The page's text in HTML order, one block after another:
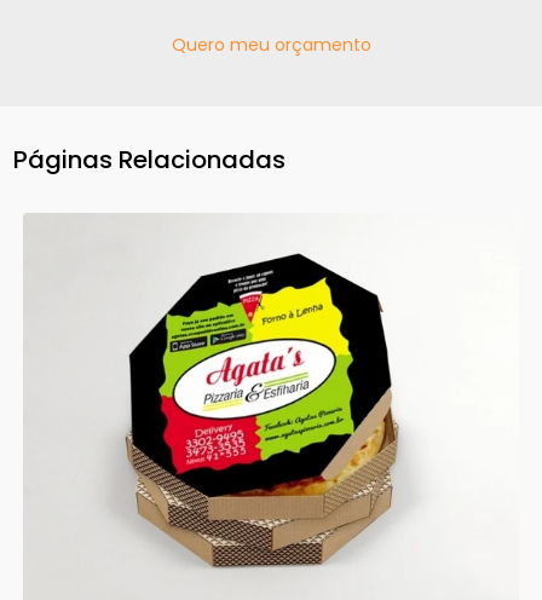
Quero meu orçamento
Páginas Relacionadas